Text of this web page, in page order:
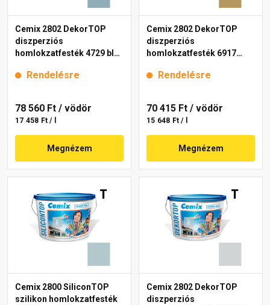
Cemix 2802 DekorTOP
diszperziós
homlokzatfesték 4729 blue
Rendelésre
78 560 Ft / vödör
17 458 Ft / l
Megnézem
Cemix 2802 DekorTOP
diszperziós
homlokzatfesték 6917
Rendelésre
70 415 Ft / vödör
15 648 Ft / l
Megnézem
Cemix 2800 SiliconTOP
szilikon homlokzatfesték
Cemix 2802 DekorTOP
diszperziós